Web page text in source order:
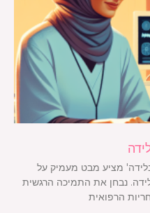
מציע מבט מעמיק על
נבחן את התמיכה הרגשית
הרפואית